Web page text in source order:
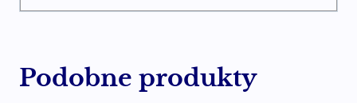
Podobne produkty